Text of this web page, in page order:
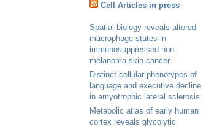
Cell Articles in press
Spatial biology reveals altered
macrophage states in
immunosuppressed non-
melanoma skin cancer
Distinct cellular phenotypes of
language and executive decline
in amyotrophic lateral sclerosis
Metabolic atlas of early human
cortex reveals glycolytic